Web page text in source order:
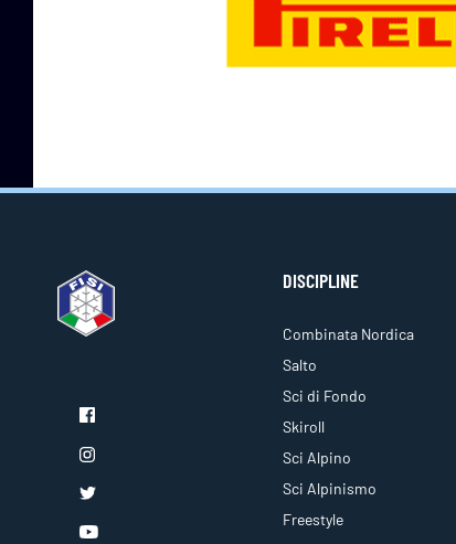
DISCIPLINE
Combinata Nordica
Salto
Sci di Fondo
Skiroll
Sci Alpino
Sci Alpinismo
Freestyle